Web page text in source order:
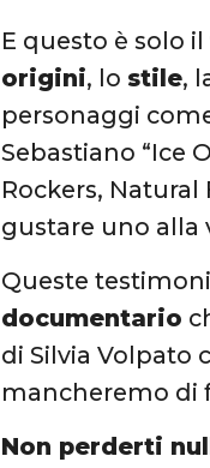
E questo è solo il
origini, lo stile,
personaggi
Sebastiano “Ice
Rockers, Natural
gustare uno alla
Queste
documentario
di Silvia Volpato
mancheremo di
Non perderti